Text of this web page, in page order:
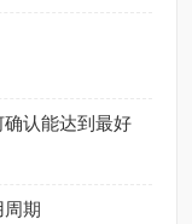
认能达到最好
期